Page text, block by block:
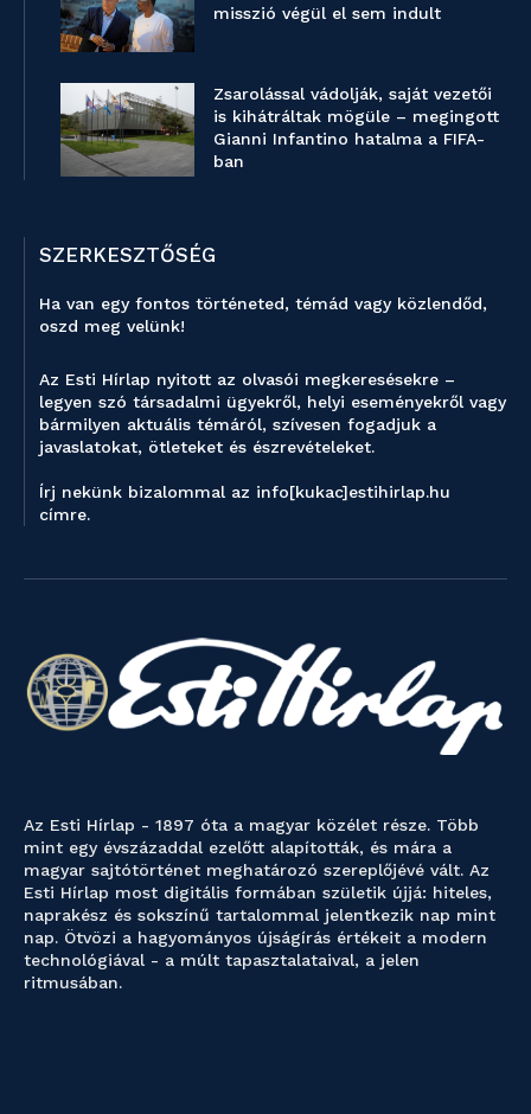
misszió végül el sem indult
Zsarolással vádolják, saját vezetői
is kihátráltak mögüle – megingott
Gianni Infantino hatalma a FIFA-
ban
SZERKESZTŐSÉG
Ha van egy fontos történeted, témád vagy közlendőd,
oszd meg velünk!
Az Esti Hírlap nyitott az olvasói megkeresésekre –
legyen szó társadalmi ügyekről, helyi eseményekről vagy
bármilyen aktuális témáról, szívesen fogadjuk a
javaslatokat, ötleteket és észrevételeket.
Írj nekünk bizalommal az info[kukac]estihirlap.hu
címre.
Az Esti Hírlap - 1897 óta a magyar közélet része. Több
mint egy évszázaddal ezelőtt alapították, és mára a
magyar sajtótörténet meghatározó szereplőjévé vált. Az
Esti Hírlap most digitális formában születik újjá: hiteles,
naprakész és sokszínű tartalommal jelentkezik nap mint
nap. Ötvözi a hagyományos újságírás értékeit a modern
technológiával - a múlt tapasztalataival, a jelen
ritmusában.